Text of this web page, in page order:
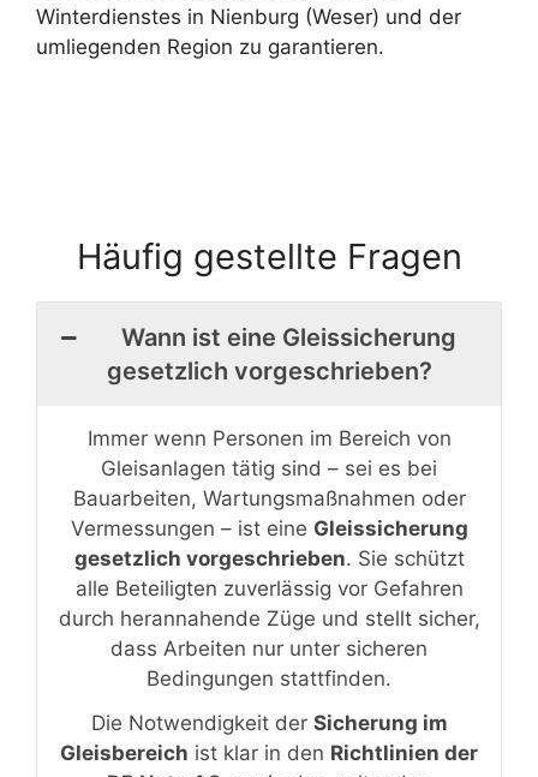
Winterdienstes in Nienburg (Weser) und der
umliegenden Region zu garantieren.
Häufig gestellte Fragen
Wann ist eine Gleissicherung
gesetzlich vorgeschrieben?
Immer wenn Personen im Bereich von
Gleisanlagen tätig sind – sei es bei
Bauarbeiten, Wartungsmaßnahmen oder
Vermessungen – ist eine Gleissicherung
gesetzlich vorgeschrieben. Sie schützt
alle Beteiligten zuverlässig vor Gefahren
durch herannahende Züge und stellt sicher,
dass Arbeiten nur unter sicheren
Bedingungen stattfinden.
Die Notwendigkeit der Sicherung im
Gleisbereich ist klar in den Richtlinien der